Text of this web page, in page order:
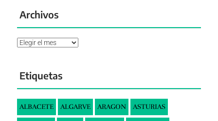
Archivos
Archivos
Etiquetas
ALBACETE ALGARVE ARAGON ASTURIAS